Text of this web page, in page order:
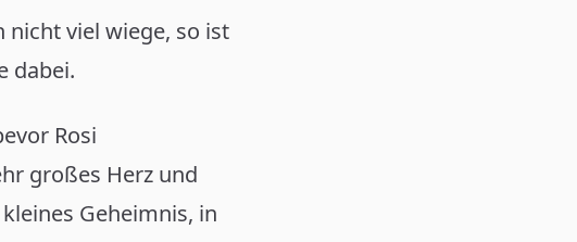
nicht viel wiege, so ist
dabei.
Rosi
großes Herz und
Geheimnis, in